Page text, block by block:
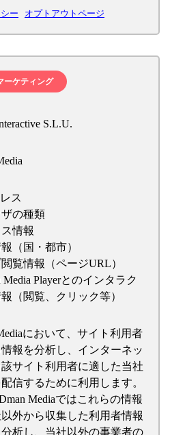
ー オプトアウトページ
ーケティング
S.L.U.
ス
ザの種類
ス情報
（国・都市）
閲覧情報（ページURL）
Media Playerとのインタラク
（閲覧、クリック等）
において、サイト利用者
報を分析し、インターネッ
該サイト利用者に適した当社
信するために利用します。
Mediaではこれらの情報
外から収集した利用者情報
析し、当社以外の事業者の